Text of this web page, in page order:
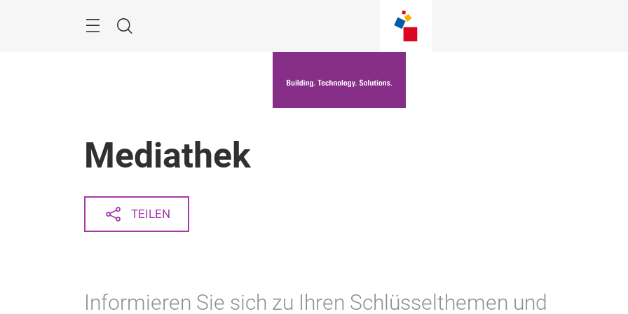
Suche
Mediathek
TEILEN
Informieren Sie sich zu Ihren Schlüsselthemen und